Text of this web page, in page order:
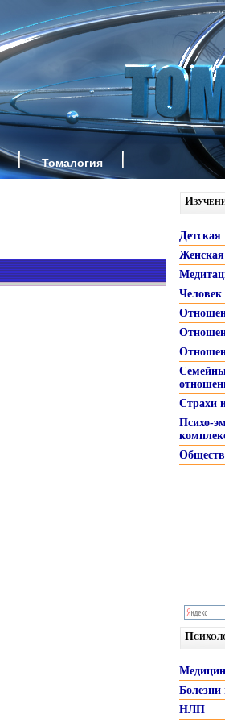
Томалогия
Детская
Женская
Человек
Страхи
Психо-
Болезни
НЛП